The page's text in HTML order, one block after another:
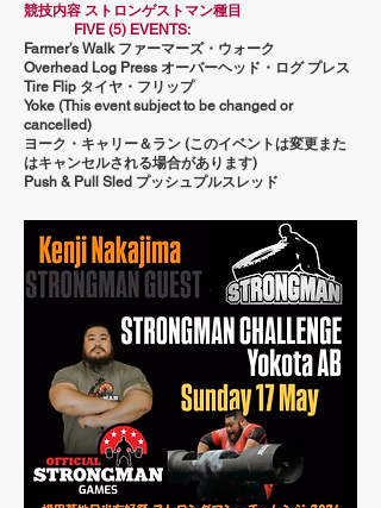
競技内容 ストロンゲストマン種目
FIVE (5) EVENTS:
Farmer’s Walk ファーマーズ・ウォーク
Overhead Log Press オーバーヘッド・ログ プレス
Tire Flip タイヤ・フリップ
Yoke (This event subject to be changed or
cancelled)
ヨーク・キャリー＆ラン (このイベントは変更また
はキャンセルされる場合があります)
Push & Pull Sled プッシュプルスレッド